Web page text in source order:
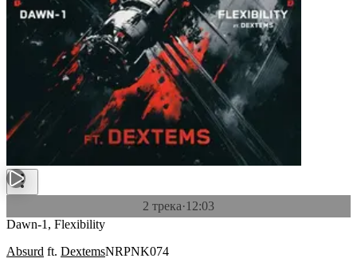
2 трека·12:03
Dawn-1, Flexibility
Absurd ft. DextemsNRPNK074